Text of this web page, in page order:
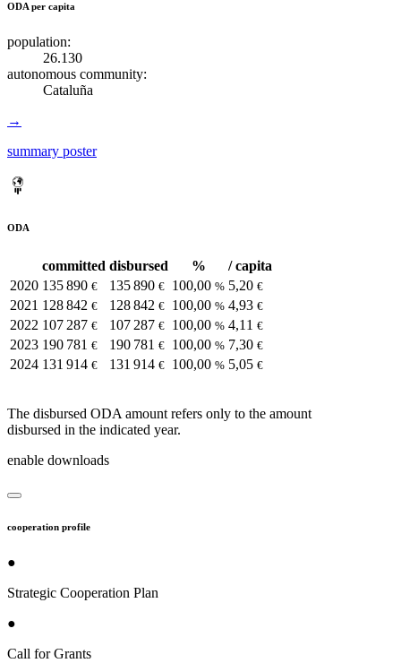
ODA per capita
population:
26.130
autonomous community:
Cataluña
→
summary poster
ODA
committed disbursed %
/ capita
2020 135 890 € 135 890 € 100,00 % 5,20 €
2021 128 842 € 128 842 € 100,00 % 4,93 €
2022 107 287 € 107 287 € 100,00 % 4,11 €
2023 190 781 € 190 781 € 100,00 % 7,30 €
2024 131 914 € 131 914 € 100,00 % 5,05 €
The disbursed ODA amount refers only to the amount
disbursed in the indicated year.
enable downloads
cooperation profile
●
Strategic Cooperation Plan
●
Call for Grants